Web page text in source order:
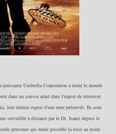
Umbrella Corporation a mené le monde
dans un convoi armédans l'espoir deretrouver
leur dernier espoir d'une terre préservée. Ils sont
surveillée à distance par le Dr. Isaacs depuis le
personne qui rende possible la mise au point